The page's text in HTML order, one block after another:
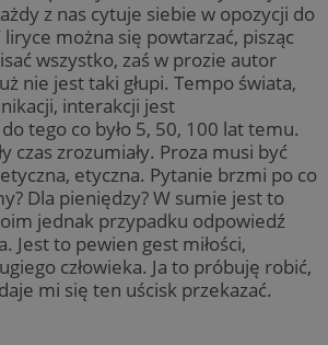
z nas cytuje siebie w opozycji do
można się powtarzać, pisząc
wszystko, zaś w prozie autor
nie jest taki głupi. Tempo świata,
interakcji jest
tego co było 5, 50, 100 lat temu.
czas zrozumiały. Proza musi być
etyczna. Pytanie brzmi po co
Dla pieniędzy? W sumie jest to
jednak przypadku odpowiedź
Jest to pewien gest miłości,
człowieka. Ja to próbuję robić,
mi się ten uścisk przekazać.